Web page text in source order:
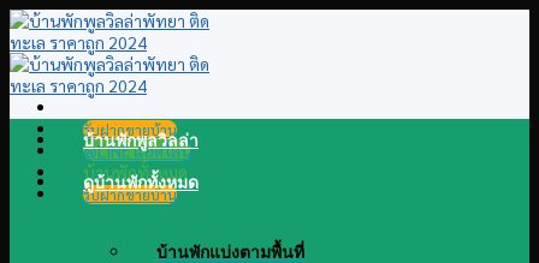
Skip
to
content
รับฝากขายบ้าน
@LINE แอดไลน์
บ้านพักทั้งหมด
รับฝากขายบ้าน
บ้านพักพูลวิลล่า
ดูบ้านพักทั้งหมด
บ้านพักแบ่งตามพื้นที่